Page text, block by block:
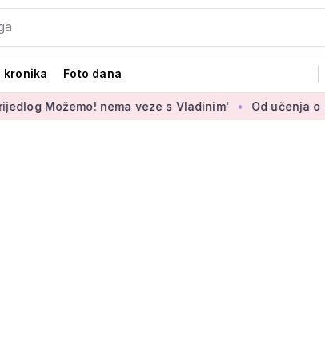
kronika Foto dana
nema veze s Vladinim' Od učenja o internet